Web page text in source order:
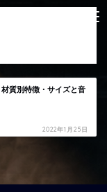
質別特徴・サイズと音
2022年1月25日